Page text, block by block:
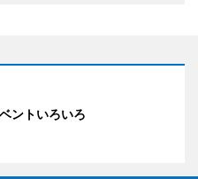
ントいろいろ